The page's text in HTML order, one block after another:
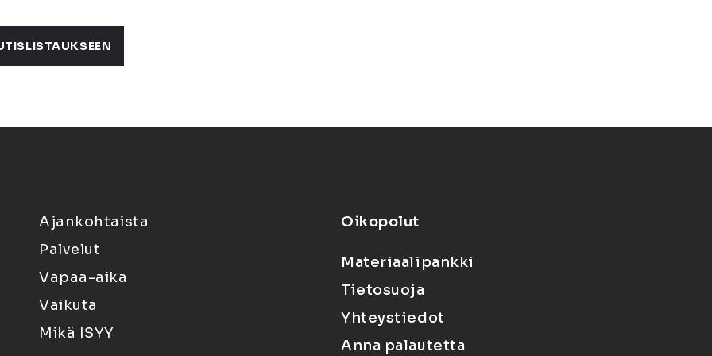
Ajankohtaista
Palvelut
Vapaa-aika
Vaikuta
Mikä ISYY
Oikopolut
Materiaalipankki
Tietosuoja
Yhteystiedot
Anna palautetta